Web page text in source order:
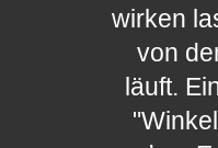
wirken
von
läuft.